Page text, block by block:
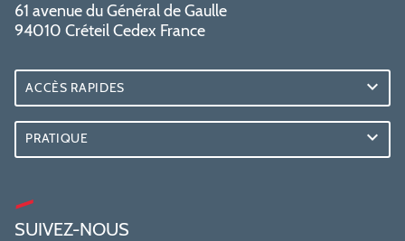
61 avenue du Général de Gaulle
94010 Créteil Cedex France
ACCÈS RAPIDES
PRATIQUE
SUIVEZ-NOUS